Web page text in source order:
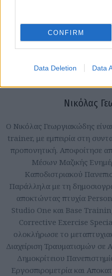
CONFIRM
Data Deletion Data
Νικόλας
Ο Νικόλας Γεωργιακώδης
trainer, με εμπειρία στη
προπονητική. Αποφοίτησε
Μέσων Μαζικής
Καποδιστριακού
Παράλληλα με τη
αποκτώντας πτυχία
Studio One και Base
Corrective Exercise
ολοκλήρωσε το
Διαχείριση Τραυματισμών σε
Δημοκρίτειου
Εργοσπιρομετρία και